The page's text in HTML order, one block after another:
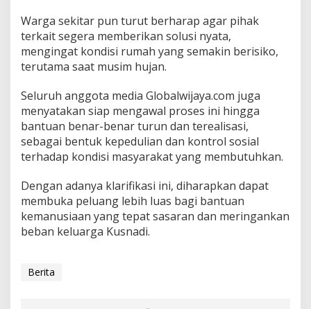
Warga sekitar pun turut berharap agar pihak
terkait segera memberikan solusi nyata,
mengingat kondisi rumah yang semakin berisiko,
terutama saat musim hujan.
Seluruh anggota media Globalwijaya.com juga
menyatakan siap mengawal proses ini hingga
bantuan benar-benar turun dan terealisasi,
sebagai bentuk kepedulian dan kontrol sosial
terhadap kondisi masyarakat yang membutuhkan.
Dengan adanya klarifikasi ini, diharapkan dapat
membuka peluang lebih luas bagi bantuan
kemanusiaan yang tepat sasaran dan meringankan
beban keluarga Kusnadi.
Berita